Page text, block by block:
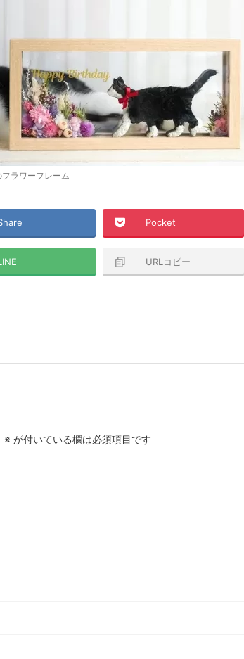
フラワーフレーム
Pocket
URLコピー
※ が付いている欄は必須項目です